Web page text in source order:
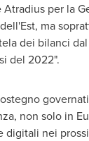
per la
ma
dei bilanci
del 2022".
non solo in
nei